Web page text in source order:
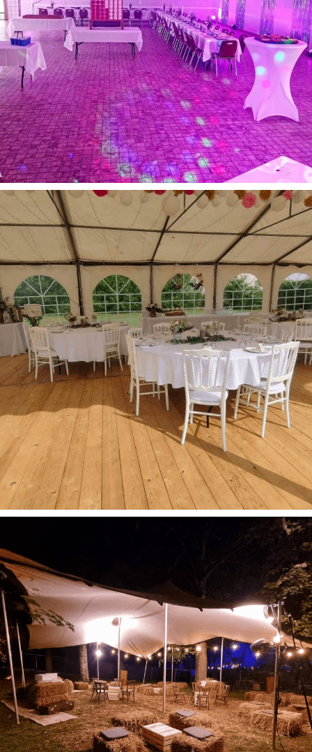
Anniversaire Ballons Décoration Tout
Anniversaire – DanceFloor – Salle des fêtes